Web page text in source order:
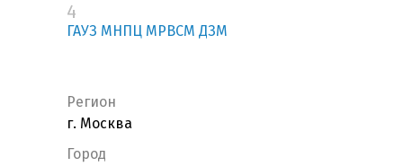
4
ГАУЗ МНПЦ МРВСМ ДЗМ
Регион
г. Москва
Город